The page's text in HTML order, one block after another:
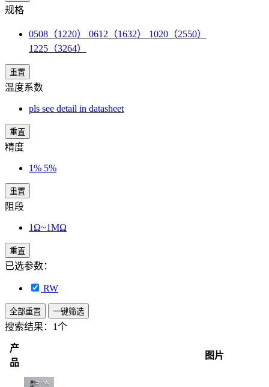
规格
0508（1220） 0612（1632） 1020（2550）
1225（3264）
重置
温度系数
pls see detail in datasheet
重置
精度
1% 5%
重置
阻段
1Ω~1MΩ
重置
已选参数：
RW
全部重置 一键筛选
搜索结果： 1个
产
品
图片